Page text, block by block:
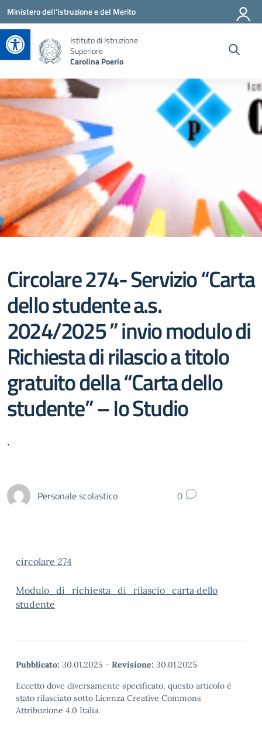
Apri la barra degli strumenti
Vai ai contenuti
Vai al menu di navigazione
Vai al footer
Ministero dell'Istruzione e del Merito
Istituto di Istruzione
Superiore
Carolina Poerio
Circolare 274- Servizio “Carta
dello studente a.s.
2024/2025 ” invio modulo di
Richiesta di rilascio a titolo
gratuito della “Carta dello
studente” – Io Studio
.
Personale scolastico 0
circolare 274
Modulo_di_richiesta_di_rilascio_carta dello
studente
Pubblicato: 30.01.2025 - Revisione: 30.01.2025
Eccetto dove diversamente specificato, questo articolo è
stato rilasciato sotto Licenza Creative Commons
Attribuzione 4.0 Italia.